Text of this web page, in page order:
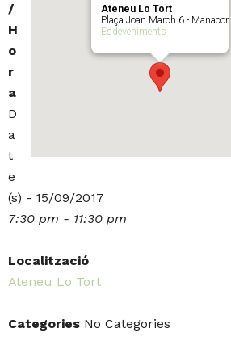
Ateneu Lo Tort
Plaça Joan March 6 - Manacor
Esdeveniments
/
H
o
r
a
D
a
t
e
(s) - 15/09/2017
7:30 pm - 11:30 pm
Localització
Ateneu Lo Tort
Categories No Categories